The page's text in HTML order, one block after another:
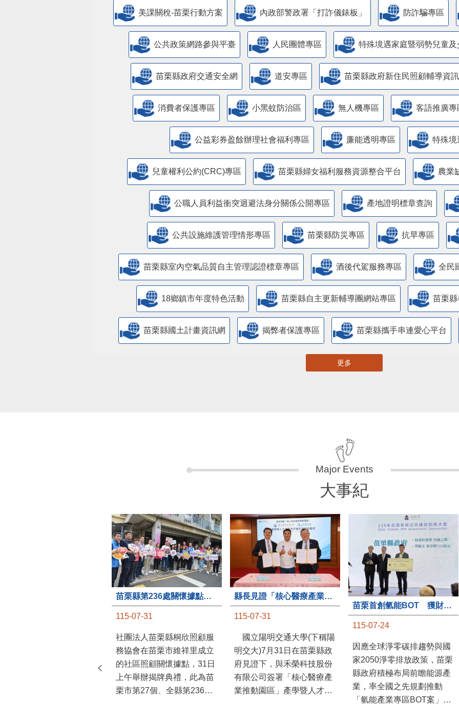
美課關稅-苗栗行動方案 內政部警政署「打詐儀錶板」 防詐騙專區
公共政策網路參與平臺 人民團體專區 特殊境遇家庭暨弱勢兒童
苗栗縣政府交通安全網 道安專區 苗栗縣政府新住民照顧輔導資
消費者保護專區 小黑蚊防治區 無人機專區 客語推廣專
公益彩券盈餘辦理社會福利專區 廉能透明專區 特殊境
兒童權利公約(CRC)專區 苗栗縣婦女福利服務資源整合平台 農業
公職人員利益衝突迴避法身分關係公開專區 產地證明標章查詢
​公共設施維護管理情形專區 苗栗縣防災專區 抗旱專區
苗栗縣室內空氣品質自主管理認證標章專區 酒後代駕服務專區 全民
18鄉鎮市年度特色活動 苗栗縣自主更新輔導團網站專區 苗栗
苗栗縣國土計畫資訊網 揭弊者保護專區 苗栗縣攜手串連愛心平台
更多
大事紀
苗栗縣第236處關懷據點在苗栗市維祥里揭牌
115-07-31
社團法人苗栗縣桐欣照顧服
務協會在苗栗市維祥里成立
的社區照顧關懷據點，31日
上午舉辦揭牌典禮，此為苗
栗市第27個、全縣第236處
縣長見證「核心醫療產業推動園區」產學合作簽約儀式
115-07-31
國立陽明交通大學(下稱陽
明交大)7月31日在苗栗縣政
府見證下，與禾榮科技股份
有限公司簽署「核心醫療產
業推動園區」產學暨人才培
苗栗首創氫能BOT 獲財政部「突破之翼」肯定
115-07-24
因應全球淨零碳排趨勢與國
家2050淨零排放政策，苗栗
縣政府積極布局前瞻能源產
業，率全國之先規劃推動
「氫能產業專區BOT案」，